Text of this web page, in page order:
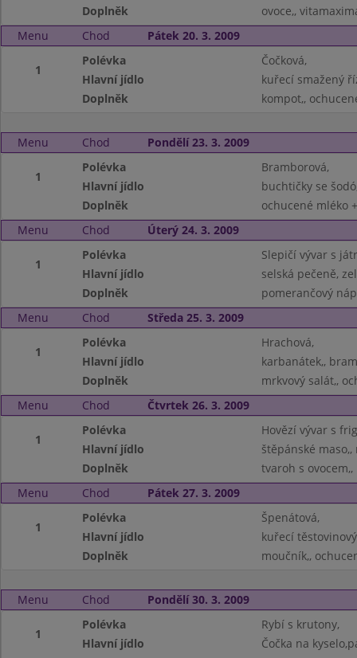
Doplněk
ovoce,,
Menu
Chod Pátek 20. 3. 2009
1
Polévka
Čočková,
Hlavní jídlo
kuřecí smažený
Doplněk
kompot,,
Menu Chod Pondělí 23. 3. 2009
1
Polévka
Bramborová,
Hlavní jídlo
buchtičky se
Doplněk
ochucené mléko
Menu
Chod Úterý 24. 3. 2009
1
Polévka
Slepičí vývar s
Hlavní jídlo
selská pečeně,
Doplněk
pomerančový
Menu
Chod Středa 25. 3. 2009
1
Polévka
Hrachová,
Hlavní jídlo
karbanátek,,
Doplněk
mrkvový salát,,
Menu
Chod Čtvrtek 26. 3. 2009
1
Polévka
Hovězí vývar s
Hlavní jídlo
štěpánské maso,,
Doplněk
tvaroh s
Menu
Chod Pátek 27. 3. 2009
1
Polévka
Špenátová,
Hlavní jídlo
kuřecí
Doplněk
moučník,,
Menu Chod Pondělí 30. 3. 2009
1
Polévka
Rybí s krutony,
Hlavní jídlo
Čočka na